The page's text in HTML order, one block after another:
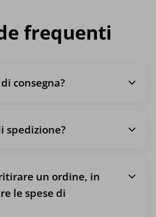
frequenti
consegna?
spedizione?
un ordine, in
le spese di